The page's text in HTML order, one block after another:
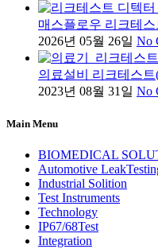
매스플로우 리크테
2026년 05월 26일 No
의료설비 리크테스트
2023년 08월 31일 No
Main Menu
BIOMEDICAL
Automotive
Industrial Solition
Test Instruments
Technology
IP67/68Test
Integration